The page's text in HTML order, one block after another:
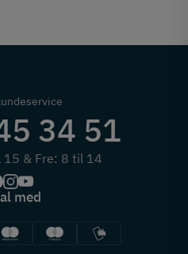
34 51
& Fre: 8 til 14
med